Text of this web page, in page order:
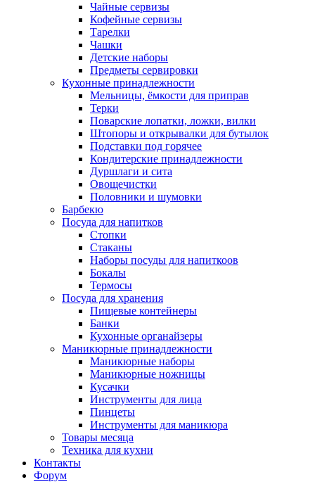
Чайные сервизы
Кофейные сервизы
Тарелки
Чашки
Детские наборы
Предметы сервировки
Кухонные принадлежности
Мельницы, ёмкости для приправ
Терки
Поварские лопатки, ложки, вилки
Штопоры и открывалки для бутылок
Подставки под горячее
Кондитерские принадлежности
Дуршлаги и сита
Овощечистки
Половники и шумовки
Барбекю
Посуда для напитков
Стопки
Стаканы
Наборы посуды для напиткоов
Бокалы
Термосы
Посуда для хранения
Пищевые контейнеры
Банки
Кухонные органайзеры
Маникюрные принадлежности
Маникюрные наборы
Маникюрные ножницы
Кусачки
Инструменты для лица
Пинцеты
Инструменты для маникюра
Товары месяца
Техника для кухни
Контакты
Форум